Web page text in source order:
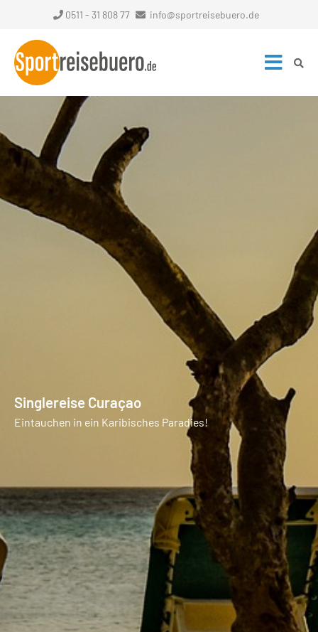
0511 - 31 808 77 info@sportreisebuero.de
Singlereise Curaçao
Eintauchen in ein Karibisches Paradies!